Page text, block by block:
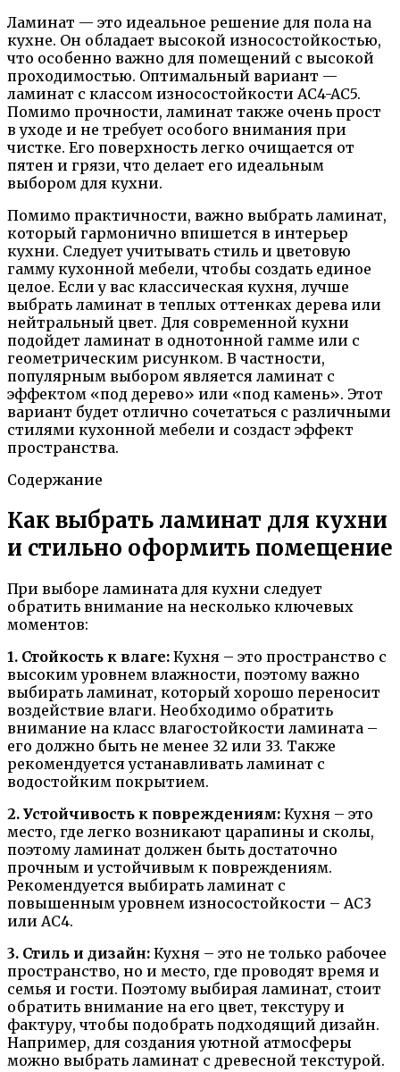
Ламинат — это идеальное решение для пола на
кухне. Он обладает высокой износостойкостью,
что особенно важно для помещений с высокой
проходимостью. Оптимальный вариант —
ламинат с классом износостойкости AC4-AC5.
Помимо прочности, ламинат также очень прост
в уходе и не требует особого внимания при
чистке. Его поверхность легко очищается от
пятен и грязи, что делает его идеальным
выбором для кухни.
Помимо практичности, важно выбрать ламинат,
который гармонично впишется в интерьер
кухни. Следует учитывать стиль и цветовую
гамму кухонной мебели, чтобы создать единое
целое. Если у вас классическая кухня, лучше
выбрать ламинат в теплых оттенках дерева или
нейтральный цвет. Для современной кухни
подойдет ламинат в однотонной гамме или с
геометрическим рисунком. В частности,
популярным выбором является ламинат с
эффектом «под дерево» или «под камень». Этот
вариант будет отлично сочетаться с различными
стилями кухонной мебели и создаст эффект
пространства.
Содержание
Как выбрать ламинат для кухни
и стильно оформить помещение
При выборе ламината для кухни следует
обратить внимание на несколько ключевых
моментов:
1. Стойкость к влаге: Кухня – это пространство с
высоким уровнем влажности, поэтому важно
выбирать ламинат, который хорошо переносит
воздействие влаги. Необходимо обратить
внимание на класс влагостойкости ламината –
его должно быть не менее 32 или 33. Также
рекомендуется устанавливать ламинат с
водостойким покрытием.
2. Устойчивость к повреждениям: Кухня – это
место, где легко возникают царапины и сколы,
поэтому ламинат должен быть достаточно
прочным и устойчивым к повреждениям.
Рекомендуется выбирать ламинат с
повышенным уровнем износостойкости – AC3
или AC4.
3. Стиль и дизайн: Кухня – это не только рабочее
пространство, но и место, где проводят время и
семья и гости. Поэтому выбирая ламинат, стоит
обратить внимание на его цвет, текстуру и
фактуру, чтобы подобрать подходящий дизайн.
Например, для создания уютной атмосферы
можно выбрать ламинат с древесной текстурой.